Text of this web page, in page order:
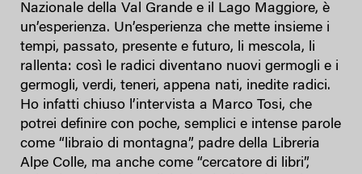
Nazionale della Val Grande e il Lago Maggiore, è
un’esperienza. Un’esperienza che mette insieme i
tempi, passato, presente e futuro, li mescola, li
rallenta: così le radici diventano nuovi germogli e i
germogli, verdi, teneri, appena nati, inedite radici.
Ho infatti chiuso l’intervista a Marco Tosi, che
potrei definire con poche, semplici e intense parole
come “libraio di montagna”, padre della Libreria
Alpe Colle, ma anche come “cercatore di libri”,